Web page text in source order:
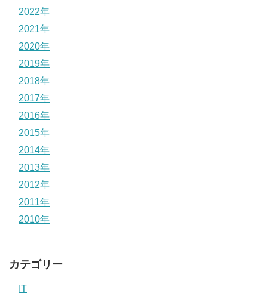
2022年
2021年
2020年
2019年
2018年
2017年
2016年
2015年
2014年
2013年
2012年
2011年
2010年
カテゴリー
IT